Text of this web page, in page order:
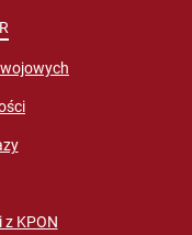
z KPON